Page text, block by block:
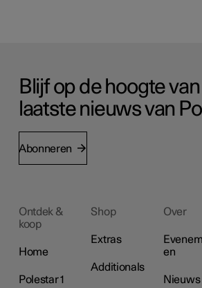
Blijf op de hoogte
laatste nieuws van
Abonneren
Ontdek &
koop
Home
Polestar 1
Shop
Extras
Additionals
Over
en
Nieuws